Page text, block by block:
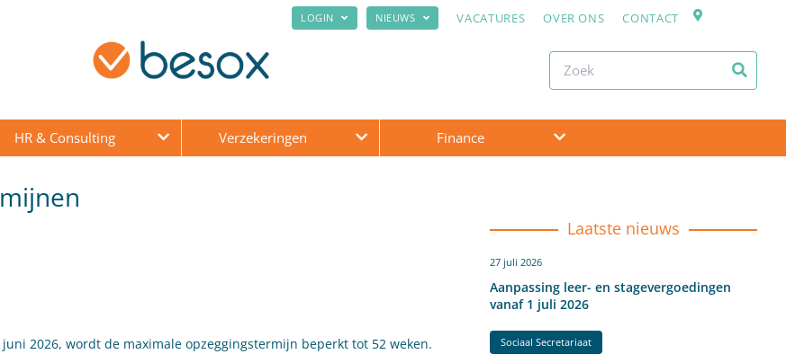
LOGIN NIEUWS VACATURES OVER ONS CONTACT
HR & Consulting Verzekeringen Finance
2026, wordt de maximale opzeggingstermijn beperkt tot 52 weken.
Laatste nieuws
27 juli 2026
Aanpassing leer- en stagevergoedingen
vanaf 1 juli 2026
Sociaal Secretariaat